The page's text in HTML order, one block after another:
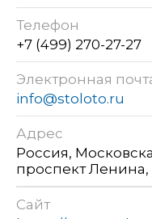
Телефон
+7 (499) 270-27-27
Электронная
info@stoloto.ru
Адрес
Россия,
проспект Ленина,
Сайт